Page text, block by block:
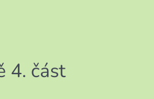
4. část